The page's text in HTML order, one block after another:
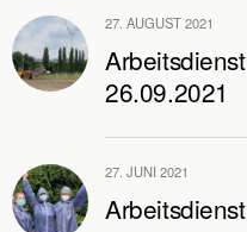
27. AUGUST 2021
26.09.2021
27. JUNI 2021